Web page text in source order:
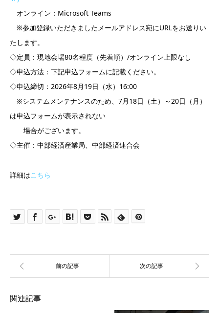
オンライン：Microsoft Teams
※参加登録いただきましたメールアドレス宛にURLをお送りい
たします。
◇定員：現地会場80名程度（先着順）/オンライン上限なし
◇申込方法：下記申込フォームに記載ください。
◇申込締切：2026年8月19日（水）16:00
※システムメンテナンスのため、7月18日（土）～20日（月）
は申込フォームが表示されない
場合がございます。
◇主催：中部経済産業局、中部経済連合会
詳細はこちら
関連記事